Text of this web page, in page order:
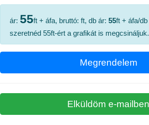
ár: 55ft + áfa, bruttó: ft, db ár: 55ft + áfa/db
szeretnéd 55ft-ért a grafikát is megcsináljuk.